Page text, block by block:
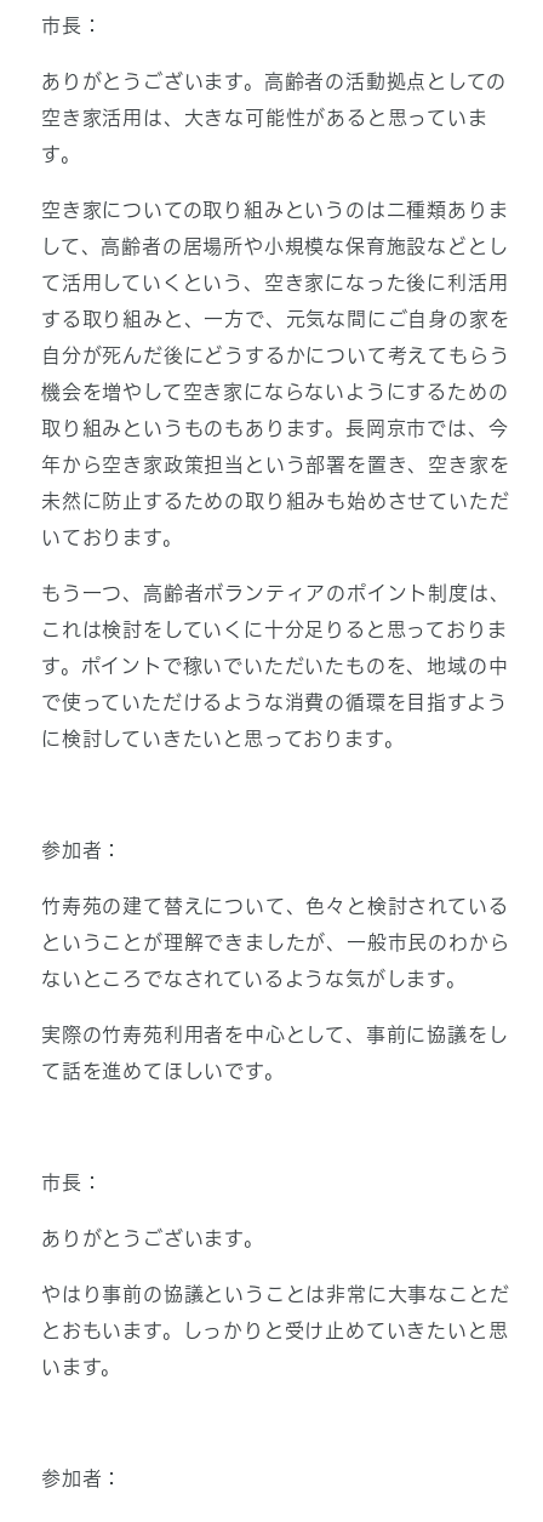
市長：
ありがとうございます。高齢者の活動拠点としての
空き家活用は、大きな可能性があると思っていま
す。
空き家についての取り組みというのは二種類ありま
して、高齢者の居場所や小規模な保育施設などとし
て活用していくという、空き家になった後に利活用
する取り組みと、一方で、元気な間にご自身の家を
自分が死んだ後にどうするかについて考えてもらう
機会を増やして空き家にならないようにするための
取り組みというものもあります。長岡京市では、今
年から空き家政策担当という部署を置き、空き家を
未然に防止するための取り組みも始めさせていただ
いております。
もう一つ、高齢者ボランティアのポイント制度は、
これは検討をしていくに十分足りると思っておりま
す。ポイントで稼いでいただいたものを、地域の中
で使っていただけるような消費の循環を目指すよう
に検討していきたいと思っております。
参加者：
竹寿苑の建て替えについて、色々と検討されている
ということが理解できましたが、一般市民のわから
ないところでなされているような気がします。
実際の竹寿苑利用者を中心として、事前に協議をし
て話を進めてほしいです。
市長：
ありがとうございます。
やはり事前の協議ということは非常に大事なことだ
とおもいます。しっかりと受け止めていきたいと思
います。
参加者：